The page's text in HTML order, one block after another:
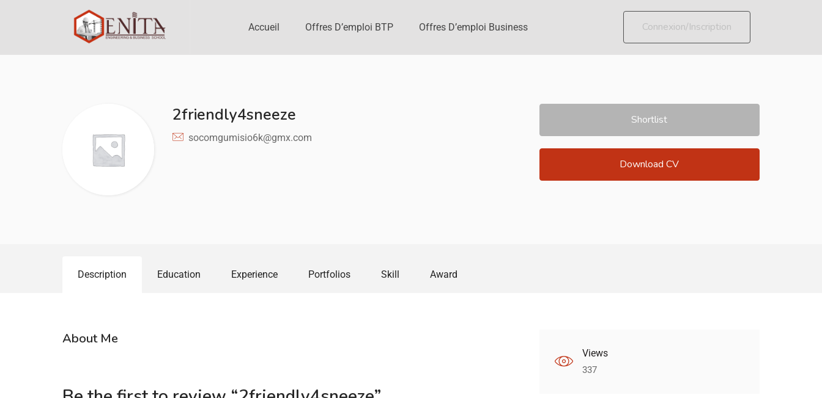
Accueil Offres D’emploi BTP Offres D’emploi Business Connexion/Inscription
2friendly4sneeze
socomgumisio6k@gmx.com
Shortlist
Download CV
Description Education Experience Portfolios Skill Award
About Me
Views
337